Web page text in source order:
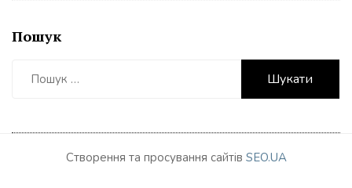
Пошук
Створення та просування сайтів SEO.UA